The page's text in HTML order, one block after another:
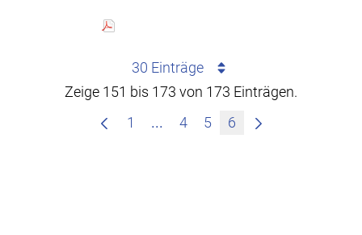
30 Einträge
Zeige 151 bis 173 von 173 Einträgen.
1
... Zwischenseiten Navigieren
4 5 6